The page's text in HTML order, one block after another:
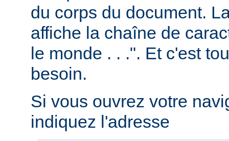
du corps du document.
affiche la chaîne de
le monde . . .". Et c'est
besoin.
Si vous ouvrez votre
indiquez l'adresse